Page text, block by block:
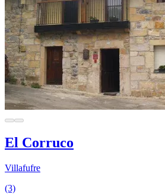
El Corruco
Villafufre
(3)